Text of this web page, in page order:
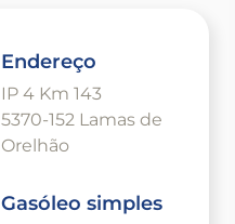
Endereço
IP 4 Km 143
5370-152 Lamas de
Orelhão
Gasóleo simples